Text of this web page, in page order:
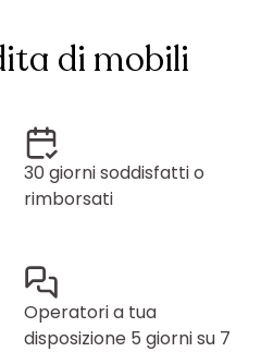
di mobili
30 giorni soddisfatti o
rimborsati
Operatori a tua
disposizione 5 giorni su 7